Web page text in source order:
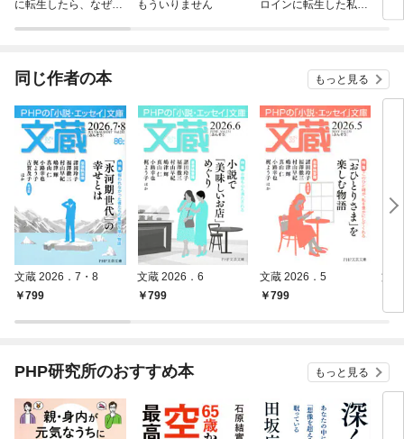
に転生したら、なぜか
もういりません
ロインに転生した私、
同じ作者の本 もっと見る
文蔵 2026．7・8
799
文蔵 2026．6
799
文蔵 2026．5
799
文
PHP研究所のおすすめ本 もっと見る